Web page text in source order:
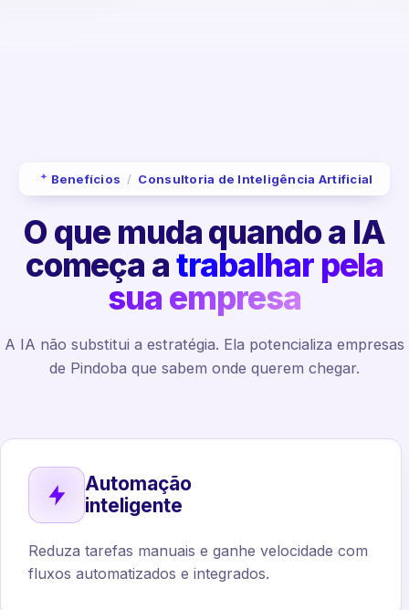
Benefícios / Consultoria de Inteligência Artificial
O que muda quando a IA
começa atrabalhar pela
sua empresa
A IA não substitui a estratégia. Ela potencializa empresas
de Pindoba que sabem onde querem chegar.
Automação
inteligente
Reduza tarefas manuais e ganhe velocidade com
fluxos automatizados e integrados.